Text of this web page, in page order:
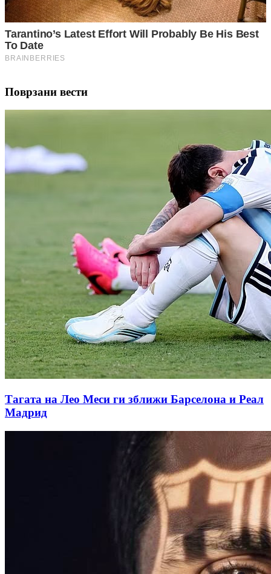
Поврзани вести
Тагата на Лео Меси ги зближи Барселона и Реал
Мадрид